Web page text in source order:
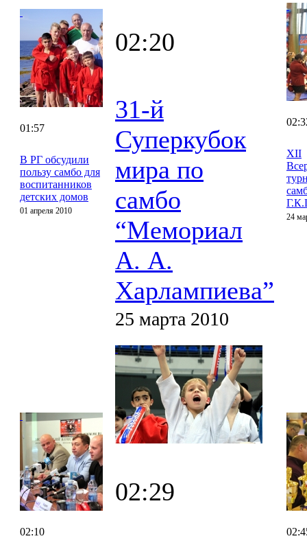
01:57
В РГ обсудили
пользу самбо для
воспитанников
детских домов
01 апреля 2010
02:20
31-й
Суперкубок
мира по
самбо
“Мемориал
А. А.
Харлампиева”
25 марта 2010
XII
24
02:10
02:29